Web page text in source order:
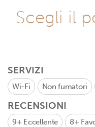
Scegli il
SERVIZI
Wi-Fi Non fumatori
RECENSIONI
9+ Eccellente 8+